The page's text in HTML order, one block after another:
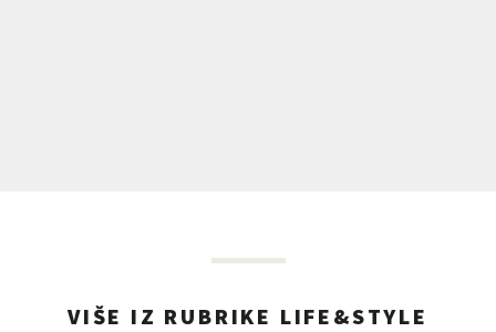
VIŠE IZ RUBRIKE LIFE&STYLE